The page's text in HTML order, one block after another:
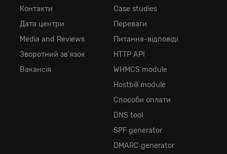
Контакти
Дата центри
Media and Reviews
Зворотний зв'язок
Вакансія
Case studies
Переваги
Питання-відповіді
HTTP API
WHMCS module
Hostbill module
Способи оплати
DNS tool
SPF generator
DMARC generator